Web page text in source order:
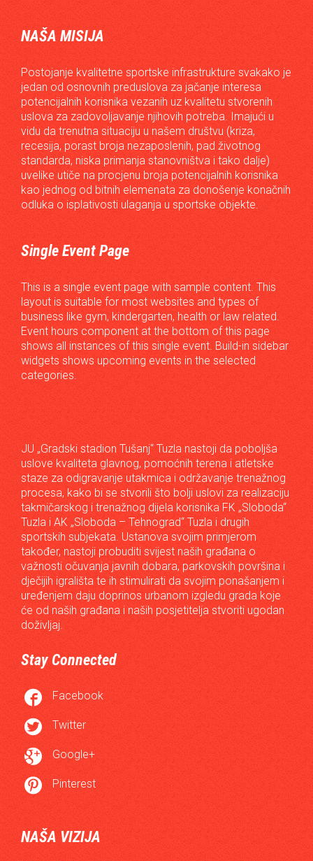
NAŠA MISIJA
Postojanje kvalitetne sportske infrastrukture svakako je
jedan od osnovnih preduslova za jačanje interesa
potencijalnih korisnika vezanih uz kvalitetu stvorenih
uslova za zadovoljavanje njihovih potreba. Imajući u
vidu da trenutna situaciju u našem društvu (kriza,
recesija, porast broja nezaposlenih, pad životnog
standarda, niska primanja stanovništva i tako dalje)
uvelike utiče na procjenu broja potencijalnih korisnika
kao jednog od bitnih elemenata za donošenje konačnih
odluka o isplativosti ulaganja u sportske objekte.
Single Event Page
This is a single event page with sample content. This
layout is suitable for most websites and types of
business like gym, kindergarten, health or law related.
Event hours component at the bottom of this page
shows all instances of this single event. Build-in sidebar
widgets shows upcoming events in the selected
categories.
JU „Gradski stadion Tušanj“ Tuzla nastoji da poboljša
uslove kvaliteta glavnog, pomoćnih terena i atletske
staze za odigravanje utakmica i održavanje trenažnog
procesa, kako bi se stvorili što bolji uslovi za realizaciju
takmičarskog i trenažnog dijela korisnika FK „Sloboda“
Tuzla i AK „Sloboda – Tehnograd“ Tuzla i drugih
sportskih subjekata. Ustanova svojim primjerom
također, nastoji probuditi svijest naših građana o
važnosti očuvanja javnih dobara, parkovskih površina i
dječijih igrališta te ih stimulirati da svojim ponašanjem i
uređenjem daju doprinos urbanom izgledu grada koje
će od naših građana i naših posjetitelja stvoriti ugodan
doživljaj.
Stay Connected
 Facebook
 Twitter
 Google+
 Pinterest
NAŠA VIZIJA